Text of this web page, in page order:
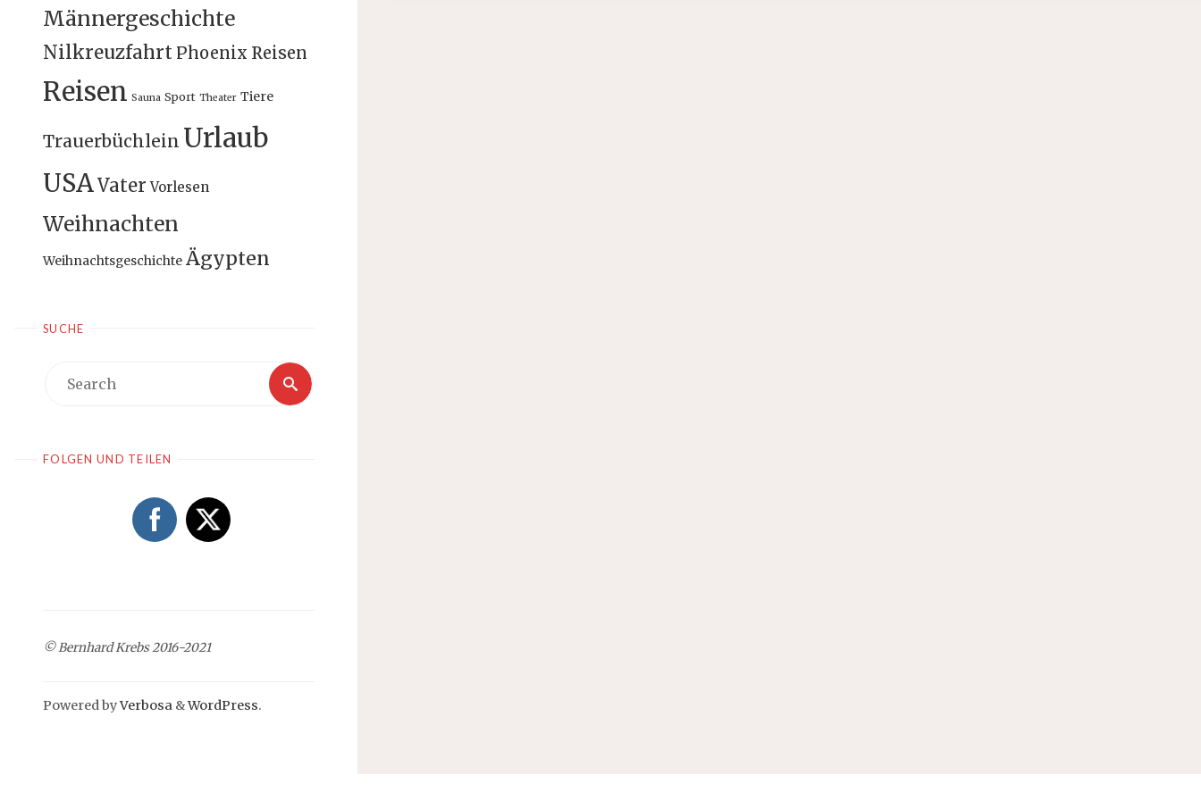
Männergeschichte
Nilkreuzfahrt Phoenix Reisen
Reisen Sauna Sport Theater Tiere
Trauerbüchlein Urlaub
USAVater Vorlesen
Weihnachten
Weihnachtsgeschichte Ägypten
SUCHE
Search
Search
FOLGEN UND TEILEN
© Bernhard Krebs 2016-2021
Powered byVerbosa &WordPress.